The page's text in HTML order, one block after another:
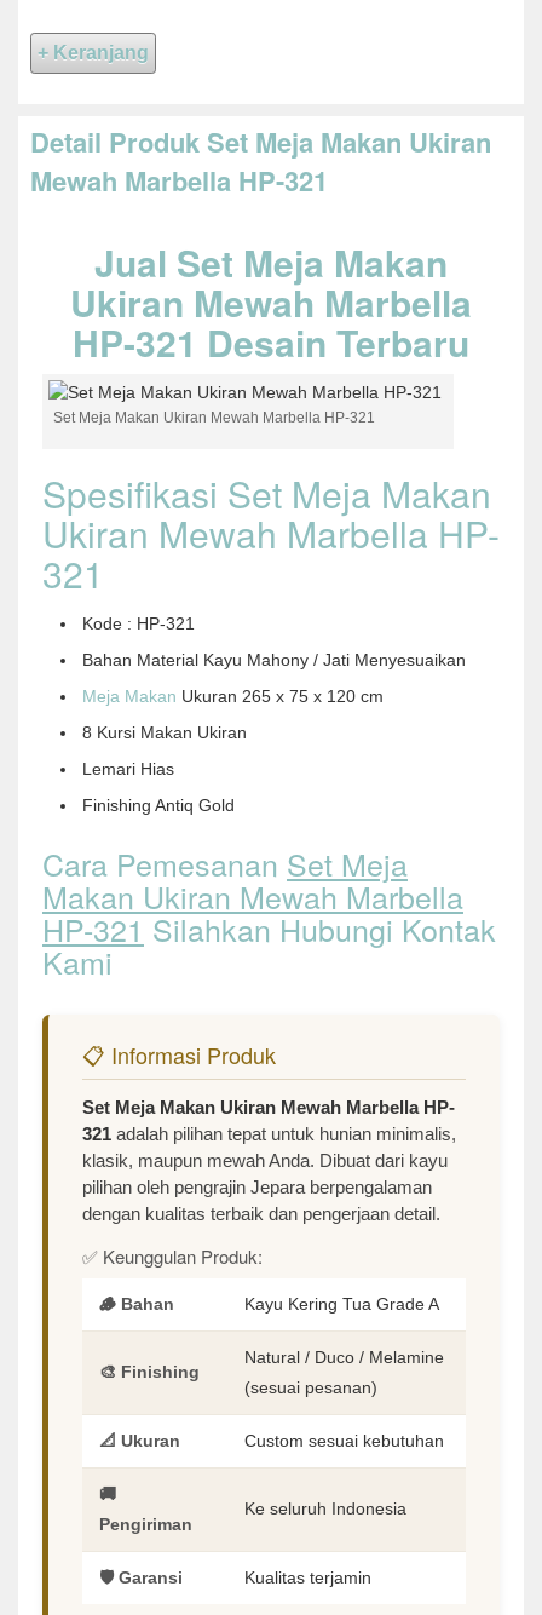
Detail Produk Set Meja Makan Ukiran
Mewah Marbella HP-321
Jual Set Meja Makan
Ukiran Mewah Marbella
HP-321 Desain Terbaru
Set Meja Makan Ukiran Mewah Marbella HP-321
Spesifikasi Set Meja Makan
Ukiran Mewah Marbella HP-
321
Kode : HP-321
Bahan Material Kayu Mahony / Jati Menyesuaikan
Meja Makan Ukuran 265 x 75 x 120 cm
8 Kursi Makan Ukiran
Lemari Hias
Finishing Antiq Gold
Cara Pemesanan Set Meja
Makan Ukiran Mewah Marbella
HP-321Silahkan Hubungi Kontak
Kami
📋 Informasi Produk
Set Meja Makan Ukiran Mewah Marbella HP-
321 adalah pilihan tepat untuk hunian minimalis,
klasik, maupun mewah Anda. Dibuat dari kayu
pilihan oleh pengrajin Jepara berpengalaman
dengan kualitas terbaik dan pengerjaan detail.
✅ Keunggulan Produk:
🪵 Bahan Kayu Kering Tua Grade A
🎨 Finishing
Natural / Duco / Melamine
(sesuai pesanan)
📐 Ukuran Custom sesuai kebutuhan
🚚
Pengiriman
Ke seluruh Indonesia
🛡️ Garansi Kualitas terjamin